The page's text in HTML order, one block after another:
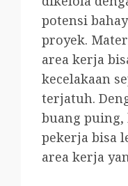
potensi
proyek.
area kerja
kecelakaan
terjatuh.
buang puing,
pekerja bisa
area kerja